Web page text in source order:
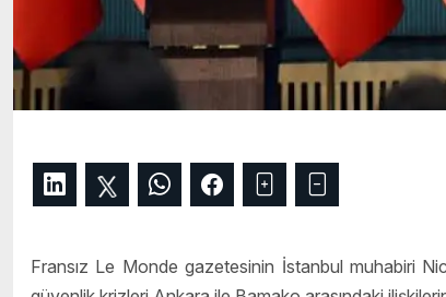
Fransız Le Monde gazetesinin İstanbul muhabiri